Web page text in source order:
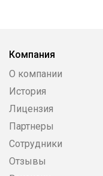
Компания
О компании
История
Лицензия
Партнеры
Сотрудники
Отзывы